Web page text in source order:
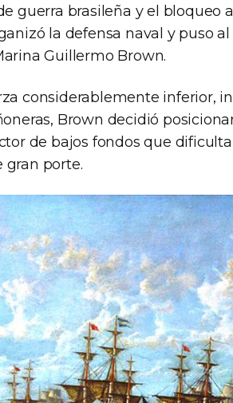
guerra brasileña y el bloqueo
la defensa naval y puso
Guillermo Brown.
considerablemente inferior,
Brown decidió
de bajos fondos que
gran porte.